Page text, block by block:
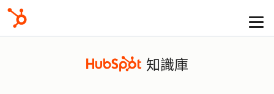
知識庫